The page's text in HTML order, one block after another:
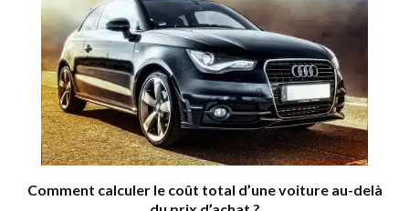
Comment calculer le coût total d’une voiture au-delà